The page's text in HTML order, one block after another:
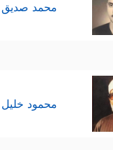
محمد صديق
محمود